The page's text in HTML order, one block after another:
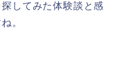
してみた体験談と感
。